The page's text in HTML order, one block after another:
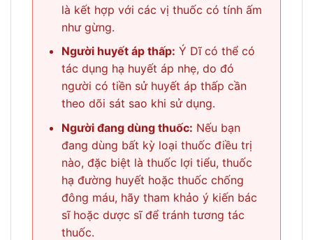
là kết hợp với các vị thuốc có tính ấm
như gừng.
Người huyết áp thấp: Ý Dĩ có thể có
tác dụng hạ huyết áp nhẹ, do đó
người có tiền sử huyết áp thấp cần
theo dõi sát sao khi sử dụng.
Người đang dùng thuốc: Nếu bạn
đang dùng bất kỳ loại thuốc điều trị
nào, đặc biệt là thuốc lợi tiểu, thuốc
hạ đường huyết hoặc thuốc chống
đông máu, hãy tham khảo ý kiến bác
sĩ hoặc dược sĩ để tránh tương tác
thuốc.